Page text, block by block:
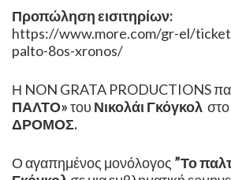
Προπώληση εισιτηρίων:
https://www.more.com/gr-el/
palto-8os-xronos/
Η NON GRATA PRODUCTIONS
ΠΑΛΤΟ»του Νικολάι Γκόγκολ στο
ΔΡΟΜΟΣ.
Ο αγαπημένος μονόλογος ”Το